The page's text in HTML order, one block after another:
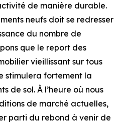
de manière durable.
neufs doit se redresser
du nombre de
que le report des
vieillissant sur tous
stimulera fortement la
de sol. À l’heure où nous
de marché actuelles,
parti du rebond à venir de